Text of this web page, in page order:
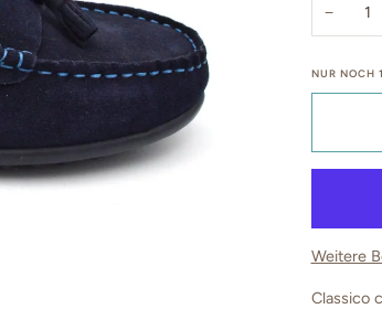
−
NUR NOCH
Weitere
Classico